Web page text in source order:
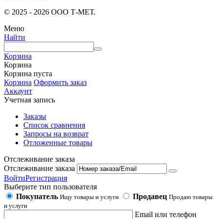
© 2025 - 2026 ООО Т-МЕТ.
Меню
Найти
Корзина
Корзина
Корзина пуста
Корзина Оформить заказ
Аккаунт
Учетная запись
Заказы
Список сравнения
Запросы на возврат
Отложенные товары
Отслеживание заказа
Отслеживание заказа
ВойтиРегистрация
Выберите тип пользователя
Покупатель Ищу товары и услуги Продавец Продаю товары
и услуги
Email или телефон